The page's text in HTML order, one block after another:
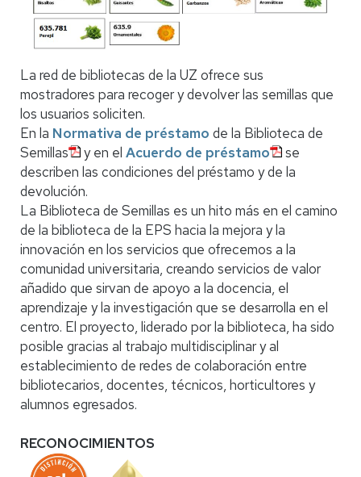
La red de bibliotecas de la UZ ofrece sus
mostradores para recoger y devolver las semillas que
los usuarios soliciten.
En la Normativa de préstamo de la Biblioteca de
Semillas
y en el Acuerdo de préstamo
se
describen las condiciones del préstamo y de la
devolución.
La Biblioteca de Semillas es un hito más en el camino
de la biblioteca de la EPS hacia la mejora y la
innovación en los servicios que ofrecemos a la
comunidad universitaria, creando servicios de valor
añadido que sirvan de apoyo a la docencia, el
aprendizaje y la investigación que se desarrolla en el
centro. El proyecto, liderado por la biblioteca, ha sido
posible gracias al trabajo multidisciplinar y al
establecimiento de redes de colaboración entre
bibliotecarios, docentes, técnicos, horticultores y
alumnos egresados.
RECONOCIMIENTOS